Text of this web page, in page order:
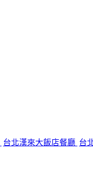
台北漢來大飯店餐廳 台